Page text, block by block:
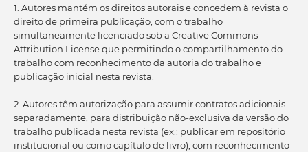
1. Autores mantém os direitos autorais e concedem à revista o
direito de primeira publicação, com o trabalho
simultaneamente licenciado sob a Creative Commons
Attribution License que permitindo o compartilhamento do
trabalho com reconhecimento da autoria do trabalho e
publicação inicial nesta revista.
2. Autores têm autorização para assumir contratos adicionais
separadamente, para distribuição não-exclusiva da versão do
trabalho publicada nesta revista (ex.: publicar em repositório
institucional ou como capítulo de livro), com reconhecimento